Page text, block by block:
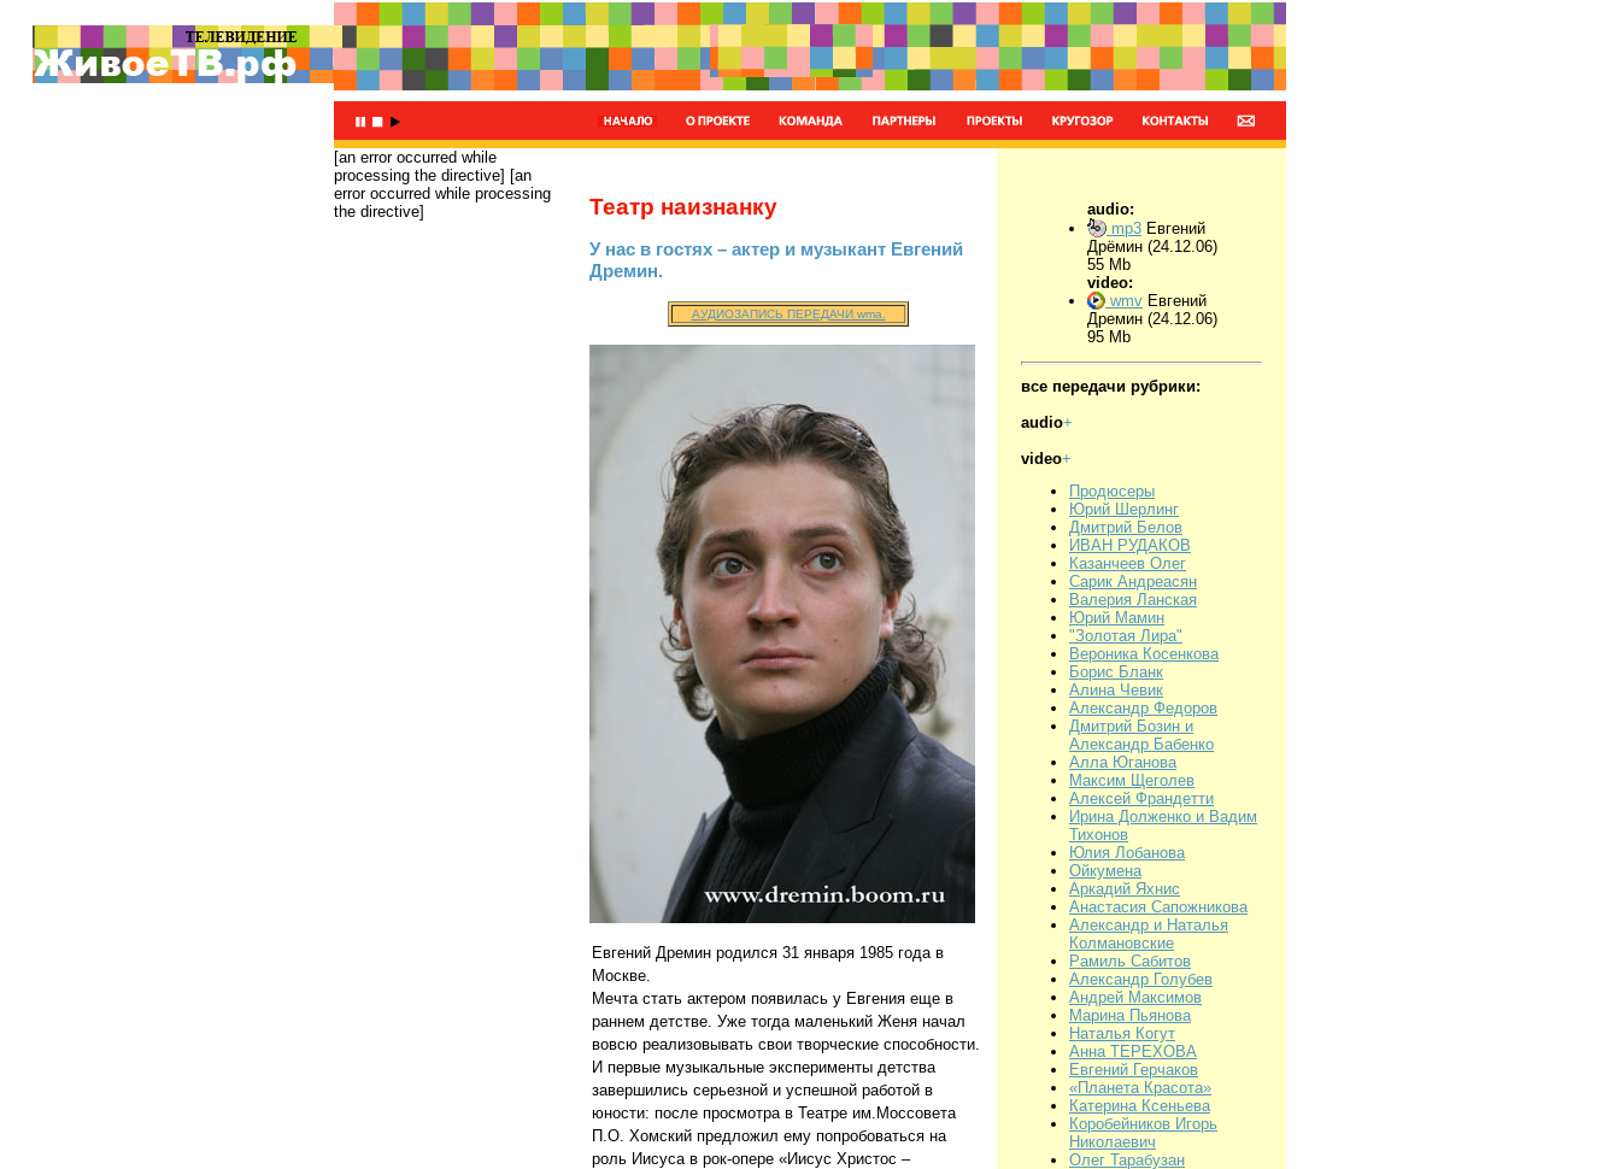
[an error occurred while
processing the directive] [an
error occurred while processing
the directive]
Театр наизнанку
У нас в гостях – актер и музыкант Евгений
Дремин.
АУДИОЗАПИСЬ ПЕРЕДАЧИ wma.
Евгений Дремин родился 31 января 1985 года в
Москве.
Мечта стать актером появилась у Евгения еще в
раннем детстве. Уже тогда маленький Женя начал
вовсю реализовывать свои творческие способности.
И первые музыкальные эксперименты детства
завершились серьезной и успешной работой в
юности: после просмотра в Театре им.Моссовета
П.О. Хомский предложил ему попробоваться на
роль Иисуса в рок-опере «Иисус Христос –
audio:
mp3 Евгений
Дрёмин (24.12.06)
55 Mb
video:
wmv Евгений
Дремин (24.12.06)
95 Mb
все передачи рубрики:
audio+
video+
Продюсеры
Юрий Шерлинг
Дмитрий Белов
ИВАН РУДАКОВ
Казанчеев Олег
Сарик Андреасян
Валерия Ланская
Юрий Мамин
"Золотая Лира"
Вероника Косенкова
Борис Бланк
Алина Чевик
Александр Федоров
Дмитрий Бозин и
Александр Бабенко
Алла Юганова
Максим Щеголев
Алексей Франдетти
Ирина Долженко и Вадим
Тихонов
Юлия Лобанова
Ойкумена
Аркадий Яхнис
Анастасия Сапожникова
Александр и Наталья
Колмановские
Рамиль Сабитов
Александр Голубев
Андрей Максимов
Марина Пьянова
Наталья Когут
Анна ТЕРЕХОВА
Евгений Герчаков
«Планета Красота»
Катерина Ксеньева
Коробейников Игорь
Николаевич
Олег Тарабузан